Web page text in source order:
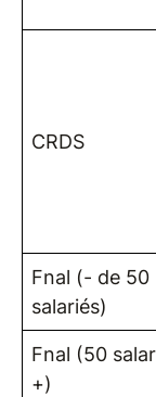
CRDS
Fnal (- de 50
salariés)
Fnal (50
+)